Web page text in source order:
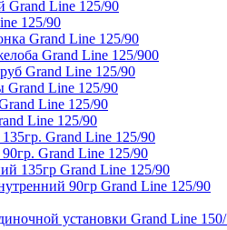
Grand Line 125/90
125/90
Grand Line 125/90
Grand Line 125/900
Grand Line 125/90
Grand Line 125/90
Line 125/90
Line 125/90
Grand Line 125/90
Grand Line 125/90
135гр Grand Line 125/90
90гр Grand Line 125/90
установки Grand Line